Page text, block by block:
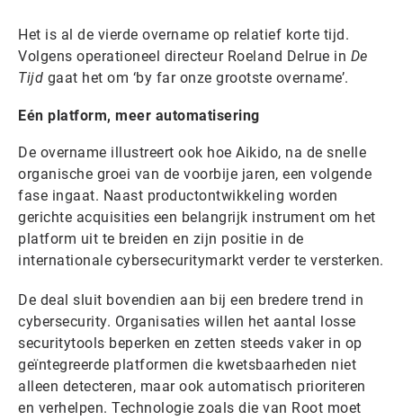
Het is al de vierde overname op relatief korte tijd.
Volgens operationeel directeur Roeland Delrue in De
Tijd gaat het om ‘by far onze grootste overname’.
Eén platform, meer automatisering
De overname illustreert ook hoe Aikido, na de snelle
organische groei van de voorbije jaren, een volgende
fase ingaat. Naast productontwikkeling worden
gerichte acquisities een belangrijk instrument om het
platform uit te breiden en zijn positie in de
internationale cybersecuritymarkt verder te versterken.
De deal sluit bovendien aan bij een bredere trend in
cybersecurity. Organisaties willen het aantal losse
securitytools beperken en zetten steeds vaker in op
geïntegreerde platformen die kwetsbaarheden niet
alleen detecteren, maar ook automatisch prioriteren
en verhelpen. Technologie zoals die van Root moet